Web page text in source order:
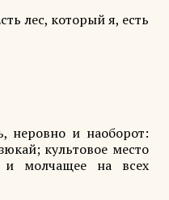
лес, который я, есть
неровно и наоборот:
культовое место
и молчащее на всех